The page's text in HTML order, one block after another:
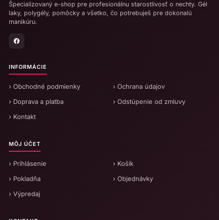
Špecializovaný e-shop pre profesionálnu starostlivosť o nechty. Gél
laky, polygély, pomôcky a všetko, čo potrebuješ pre dokonalú
manikúru.
INFORMÁCIE
› Obchodné podmienky
› Ochrana údajov
› Doprava a platba
› Odstúpenie od zmluvy
› Kontakt
MÔJ ÚČET
› Prihlásenie
› Košík
› Pokladňa
› Objednávky
› Výpredaj